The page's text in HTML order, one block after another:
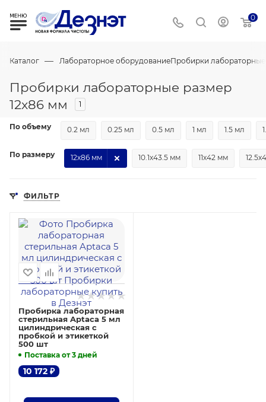
0
Каталог — Лабораторное оборудованиеПробирки лабораторные
Пробирки лабораторные размер
12х86 мм
1
По объему 0.2 мл 0.25 мл 0.5 мл 1 мл 1.5 мл
По размеру 10.1х43.5 мм 11х42 мм
12х86 мм
ФИЛЬТР
Пробирка лабораторная
стерильная Aptaca 5 мл
цилиндрическая с
пробкой и этикеткой
500 шт
Поставка от 3 дней
10 172 ₽